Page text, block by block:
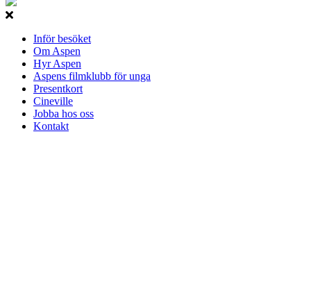
Inför besöket
Om Aspen
Hyr Aspen
Aspens filmklubb för unga
Presentkort
Cineville
Jobba hos oss
Kontakt